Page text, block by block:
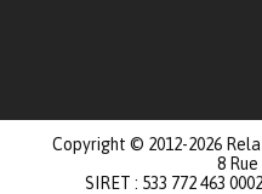
Copyright © 2012-2026
8
SIRET : 533 772 463